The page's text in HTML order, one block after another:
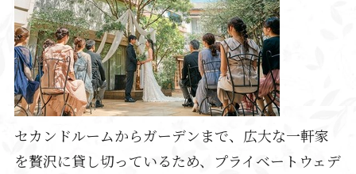
セカンドルームからガーデンまで、広大な一軒家
を贅沢に貸し切っているため、プライベートウェデ